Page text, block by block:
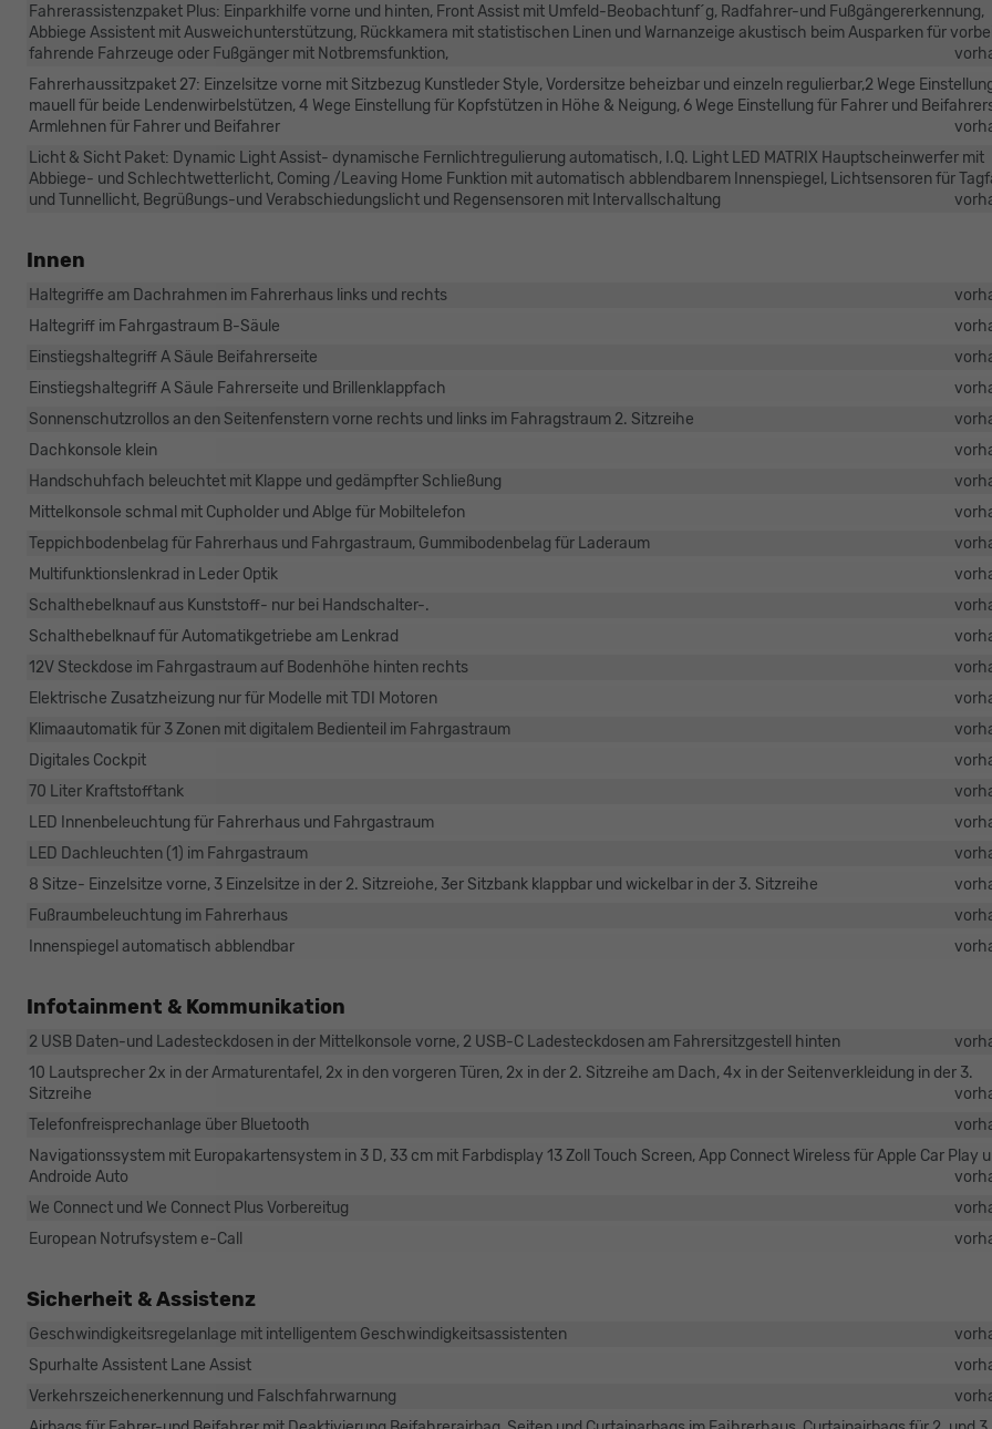
Fahrerassistenzpaket Plus: Einparkhilfe vorne und hinten, Front Assist mit Umfeld-Beobachtunf´g, Radfahrer-und Fußgängererkennung,
Abbiege Assistent mit Ausweichunterstützung, Rückkamera mit statistischen Linen und Warnanzeige akustisch beim Ausparken für
fahrende Fahrzeuge oder Fußgänger mit Notbremsfunktion,
Fahrerhaussitzpaket 27: Einzelsitze vorne mit Sitzbezug Kunstleder Style, Vordersitze beheizbar und einzeln regulierbar,2 Wege
mauell für beide Lendenwirbelstützen, 4 Wege Einstellung für Kopfstützen in Höhe & Neigung, 6 Wege Einstellung für Fahrer und
Armlehnen für Fahrer und Beifahrer
Licht & Sicht Paket: Dynamic Light Assist- dynamische Fernlichtregulierung automatisch, I.Q. Light LED MATRIX Hauptscheinwerfer mit
Abbiege- und Schlechtwetterlicht, Coming /Leaving Home Funktion mit automatisch abblendbarem Innenspiegel, Lichtsensoren für
und Tunnellicht, Begrüßungs-und Verabschiedungslicht und Regensensoren mit Intervallschaltung
Innen
Haltegriffe am Dachrahmen im Fahrerhaus links und rechts
Haltegriff im Fahrgastraum B-Säule
Einstiegshaltegriff A Säule Beifahrerseite
Einstiegshaltegriff A Säule Fahrerseite und Brillenklappfach
Sonnenschutzrollos an den Seitenfenstern vorne rechts und links im Fahragstraum 2. Sitzreihe
Dachkonsole klein
Handschuhfach beleuchtet mit Klappe und gedämpfter Schließung
Mittelkonsole schmal mit Cupholder und Ablge für Mobiltelefon
Teppichbodenbelag für Fahrerhaus und Fahrgastraum, Gummibodenbelag für Laderaum
Multifunktionslenkrad in Leder Optik
Schalthebelknauf aus Kunststoff- nur bei Handschalter-.
Schalthebelknauf für Automatikgetriebe am Lenkrad
12V Steckdose im Fahrgastraum auf Bodenhöhe hinten rechts
Elektrische Zusatzheizung nur für Modelle mit TDI Motoren
Klimaautomatik für 3 Zonen mit digitalem Bedienteil im Fahrgastraum
Digitales Cockpit
70 Liter Kraftstofftank
LED Innenbeleuchtung für Fahrerhaus und Fahrgastraum
LED Dachleuchten (1) im Fahrgastraum
8 Sitze- Einzelsitze vorne, 3 Einzelsitze in der 2. Sitzreiohe, 3er Sitzbank klappbar und wickelbar in der 3. Sitzreihe
Fußraumbeleuchtung im Fahrerhaus
Innenspiegel automatisch abblendbar
Infotainment & Kommunikation
2 USB Daten-und Ladesteckdosen in der Mittelkonsole vorne, 2 USB-C Ladesteckdosen am Fahrersitzgestell hinten
10 Lautsprecher 2x in der Armaturentafel, 2x in den vorgeren Türen, 2x in der 2. Sitzreihe am Dach, 4x in der Seitenverkleidung in der 3.
Sitzreihe
Telefonfreisprechanlage über Bluetooth
Navigationssystem mit Europakartensystem in 3 D, 33 cm mit Farbdisplay 13 Zoll Touch Screen, App Connect Wireless für Apple Car Play
Androide Auto
We Connect und We Connect Plus Vorbereitug
European Notrufsystem e-Call
Sicherheit & Assistenz
Geschwindigkeitsregelanlage mit intelligentem Geschwindigkeitsassistenten
Spurhalte Assistent Lane Assist
Verkehrszeichenerkennung und Falschfahrwarnung